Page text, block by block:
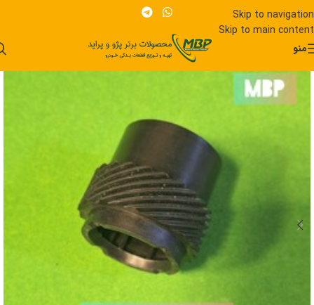
Skip to navigation
Skip to main content
منو